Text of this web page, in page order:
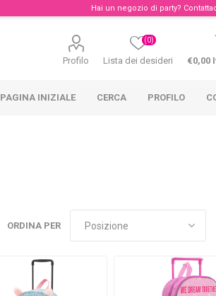
Hai un negozio di party?
Profilo Lista dei desideri
(0)
€0,00
PAGINA INIZIALE CERCA PROFILO
ORDINA PER